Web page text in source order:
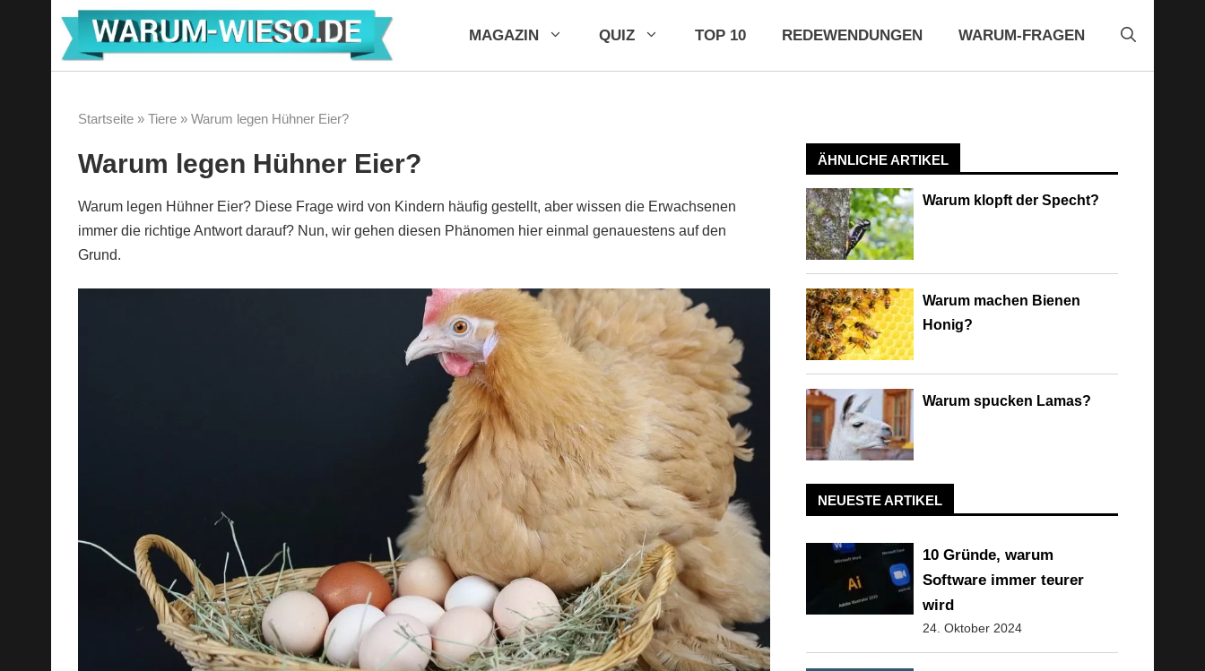
MAGAZIN QUIZ TOP 10 REDEWENDUNGEN WARUM-FRAGEN
Startseite » Tiere » Warum legen Hühner Eier?
Warum legen Hühner Eier?
Warum legen Hühner Eier? Diese Frage wird von Kindern häufig gestellt, aber wissen die Erwachsenen
immer die richtige Antwort darauf? Nun, wir gehen diesen Phänomen hier einmal genauestens auf den
Grund.
ÄHNLICHE ARTIKEL
Warum klopft der Specht?
Warum machen Bienen
Honig?
Warum spucken Lamas?
NEUESTE ARTIKEL
10 Gründe, warum
Software immer teurer
wird
24. Oktober 2024